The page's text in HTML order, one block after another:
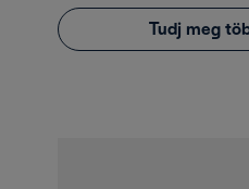
Tudj meg